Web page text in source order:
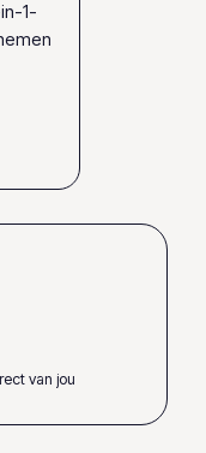
1-
van jou